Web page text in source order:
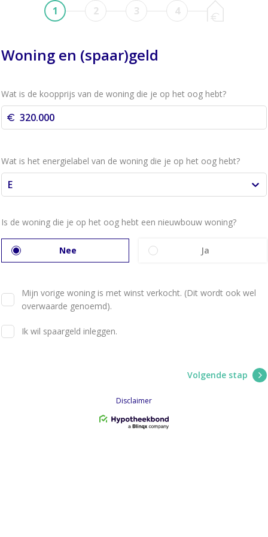
1 2 3 4
Woning en (spaar)geld
Wat is de koopprijs van de woning die je op het oog hebt?
Wat is het energielabel van de woning die je op het oog hebt?
E
Is de woning die je op het oog hebt een nieuwbouw woning?
Nee Ja
Mijn vorige woning is met winst verkocht. (Dit wordt ook wel
overwaarde genoemd).
Ik wil spaargeld inleggen.
Volgende stap
Disclaimer